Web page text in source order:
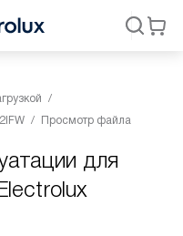
Просмотр файла
для